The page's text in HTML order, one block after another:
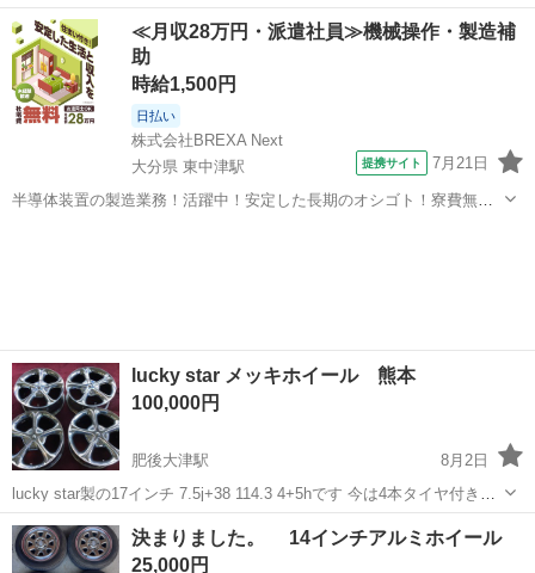
ヒビキズほぼ無し 早いもの勝ち価格相談受付ます。 折り合えば即決致
しますm(_ _)m
熊本 玉名市 玉名駅 タイヤ、ホイール
≪月収28万円・派遣社員≫機械操作・製造補
助
時給1,500円
日払い
株式会社BREXA Next
大分県 東中津駅
提携サイト 7月21日
半導体装置の製造業務！活躍中！安定した長期のオシゴト！寮費無料
lucky star メッキホイール 熊本
100,000円
肥後大津駅
8月2日
lucky star製の17インチ 7.5j+38 114.3 4+5hです 今は4本タイヤ付きで
1000キロほど走行してます。 お盆期間は熊本にいませんので平日夜間
での引渡しになるかと思いますがご相談ください
熊本 菊池郡 肥後大津駅 タイヤ、ホイール 17インチ
決まりました。 14インチアルミホイール
25,000円